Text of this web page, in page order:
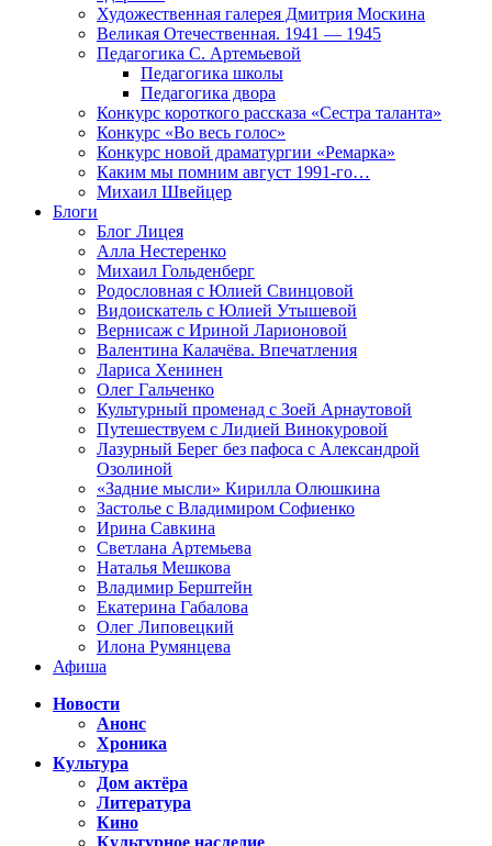
Художественная галерея Дмитрия Москина
Великая Отечественная. 1941 — 1945
Педагогика С. Артемьевой
Педагогика школы
Педагогика двора
Конкурс короткого рассказа «Сестра таланта»
Конкурс «Во весь голос»
Конкурс новой драматургии «Ремарка»
Каким мы помним август 1991-го…
Михаил Швейцер
Блоги
Блог Лицея
Алла Нестеренко
Михаил Гольденберг
Родословная с Юлией Свинцовой
Видоискатель с Юлией Утышевой
Вернисаж с Ириной Ларионовой
Валентина Калачёва. Впечатления
Лариса Хенинен
Олег Гальченко
Культурный променад с Зоей Арнаутовой
Путешествуем с Лидией Винокуровой
Лазурный Берег без пафоса с Александрой
Озолиной
«Задние мысли» Кирилла Олюшкина
Застолье с Владимиром Софиенко
Ирина Савкина
Светлана Артемьева
Наталья Мешкова
Владимир Берштейн
Екатерина Габалова
Олег Липовецкий
Илона Румянцева
Афиша
Новости
Анонс
Хроника
Культура
Дом актёра
Литература
Кино